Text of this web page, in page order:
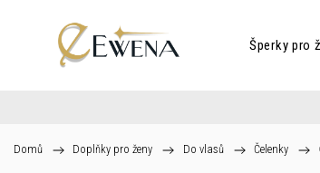
Šperky pro
Domů / Doplňky pro ženy / Do vlasů / Čelenky /